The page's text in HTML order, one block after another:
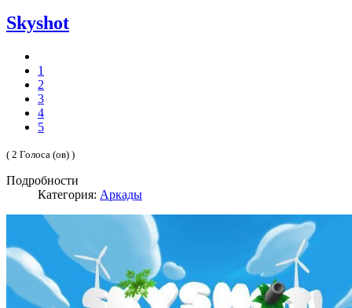
Skyshot
1
2
3
4
5
( 2 Голоса (ов) )
Подробности
Категория: Аркады